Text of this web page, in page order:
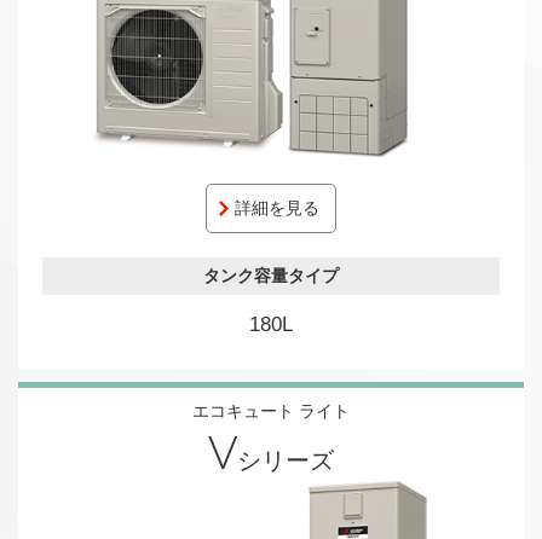
詳細を見る
タンク容量タイプ
180L
エコキュート ライト
Vシリーズ